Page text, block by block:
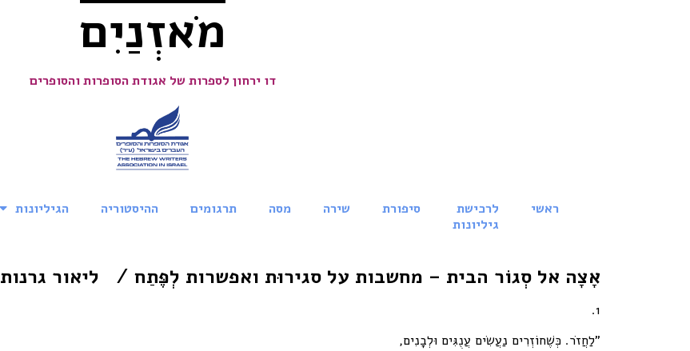
מֹאזְנַיִם
דו ירחון לספרות של אגודת הסופרות והסופרים
ראשי
לרכישת
גיליונות
סיפורת שירה מסה תרגומים ההיסטוריה הגיליונות
אָצָה אל סְגוֹר הבית – מחשבות על סגירוּת ואפשרות לְפֶּתַח / ליאור גרנות
1.
"לַחֲזֹר. כְּשֶׁחוֹזְרִים נַעֲשִׂים עֲנֻגִּים וּלְבָנִים,